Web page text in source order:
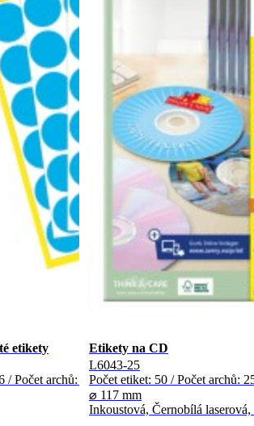
etikety
Počet archů: 4
Etikety na CD
L6043-25
Počet etiket: 50 / Počet archů:
⌀ 117 mm
Inkoustová, Černobílá laserová,